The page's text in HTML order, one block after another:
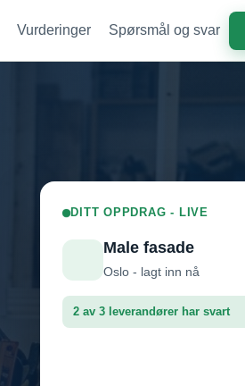
Vurderinger Spørsmål og svar
DITT OPPDRAG - LIVE
Male fasade
Oslo - lagt inn nå
2 av 3 leverandører har svart